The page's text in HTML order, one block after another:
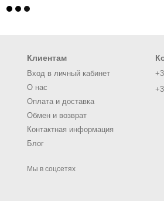
Клиентам
Вход в личный кабинет
О нас
Оплата и доставка
Обмен и возврат
Контактная информация
Блог
Мы в соцсетях